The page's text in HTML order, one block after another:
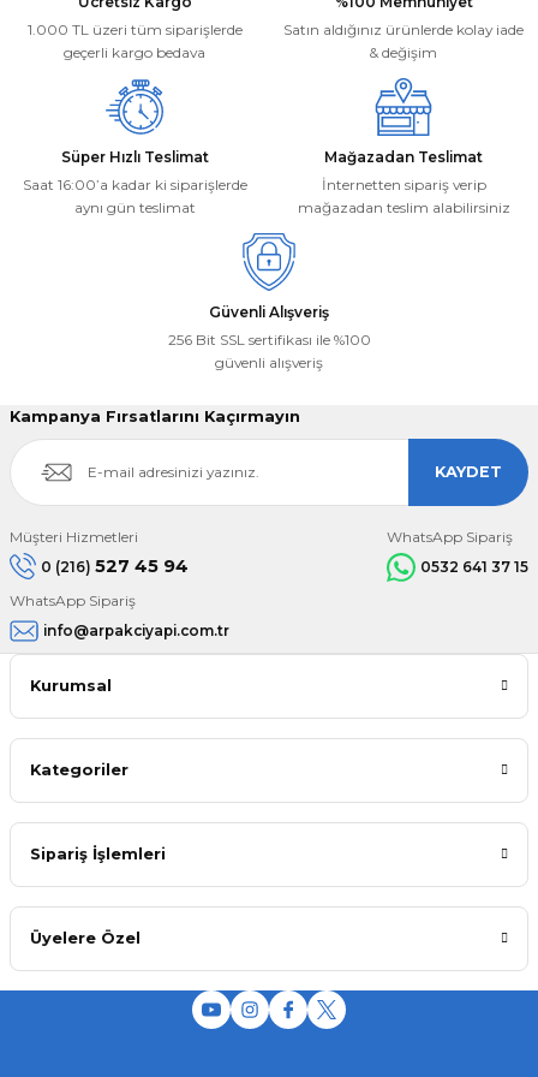
Ürün fiyatı diğer sitelerden daha pahalı.
Bu ürüne benzer farklı alternatifler olmalı.
1.000 TL üzeri tüm siparişlerde
geçerli kargo bedava
Satın aldığınız ürünlerde kolay iade
& değişim
Süper Hızlı Teslimat
Saat 16:00’a kadar ki siparişlerde
aynı gün teslimat
Mağazadan Teslimat
İnternetten sipariş verip
mağazadan teslim alabilirsiniz
Güvenli Alışveriş
256 Bit SSL sertifikası ile %100
güvenli alışveriş
Kampanya Fırsatlarını Kaçırmayın
KAYDET
Müşteri Hizmetleri
0 (216) 527 45 94
WhatsApp Sipariş
0532 641 37 15
WhatsApp Sipariş
info@arpakciyapi.com.tr
Kurumsal
Kategoriler
Sipariş İşlemleri
Üyelere Özel